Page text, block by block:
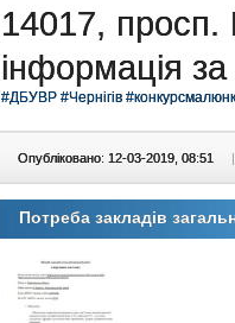
14017,
інформація
#ДБУВР #Чернігів
Опубліковано: 12-03-2019, 08:51 |
Потреба закладів